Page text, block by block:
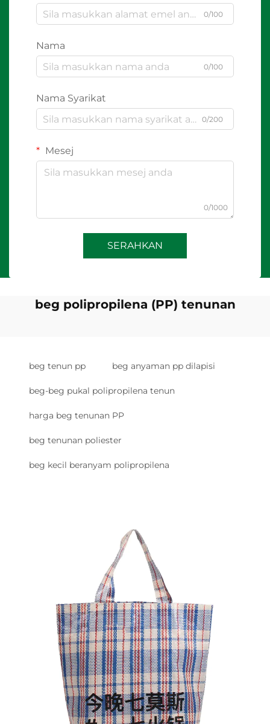
0/100
Nama
0/100
Nama Syarikat
0/200
Mesej
0/1000
SERAHKAN
beg polipropilena (PP) tenunan
beg tenun pp beg anyaman pp dilapisi
beg-beg pukal polipropilena tenun
harga beg tenunan PP
beg tenunan poliester
beg kecil beranyam polipropilena